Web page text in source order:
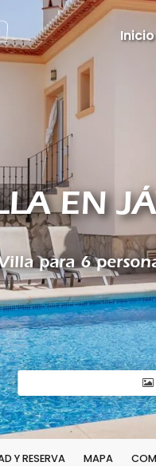
EN
para 6
Y RESERVA MAPA
Inicio